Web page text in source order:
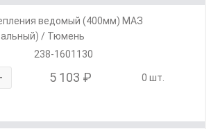
ведомый (400мм) МАЗ
/ Тюмень
238-1601130
5 103 ₽ 0 шт.